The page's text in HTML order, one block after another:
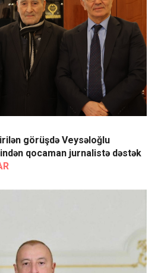
görüşdə Veysəloğlu
qocaman jurnalistə dəstək